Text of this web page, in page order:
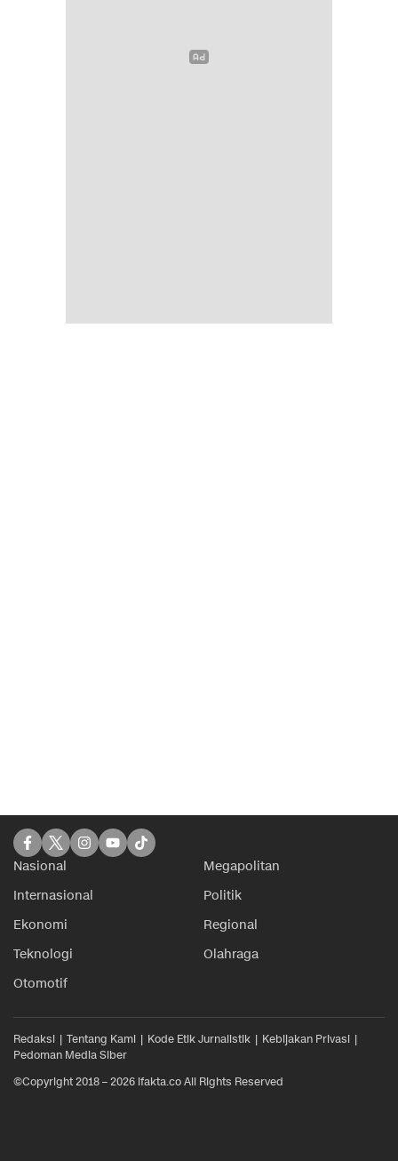
Nasional
Megapolitan
Internasional
Politik
Ekonomi
Regional
Teknologi
Olahraga
Otomotif
Redaksi Tentang Kami Kode Etik Jurnalistik
Kebijakan Privasi
Pedoman Media Siber
©Copyright 2018 – 2026 ifakta.co All Rights Reserved